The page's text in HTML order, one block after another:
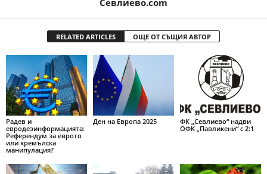
RELATED ARTICLES ОЩЕ ОТ СЪЩИЯ АВТОР
Радев и
евродезинформацията:
Референдум за еврото
или кремълска
манипулация?
Ден на Европа 2025
ФК „Севлиево“ надви
ОФК „Павликени“ с 2:1